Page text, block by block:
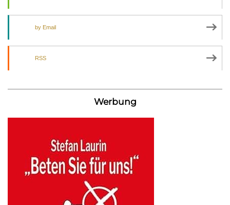
by Email
RSS
Werbung